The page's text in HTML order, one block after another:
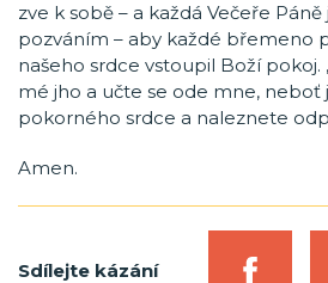
zve k sobě – a každá Večeře
pozváním – aby každé břemeno
našeho srdce vstoupil Boží pokoj.
mé jho a učte se ode mne, neboť
pokorného srdce a naleznete
Amen.
Sdílejte kázání